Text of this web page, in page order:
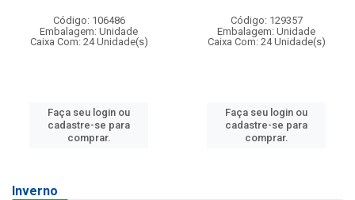
Código: 106486
Embalagem: Unidade
Caixa Com: 24 Unidade(s)
Faça seu login ou
cadastre-se para
comprar.
Código: 129357
Embalagem: Unidade
Caixa Com: 24 Unidade(s)
Faça seu login ou
cadastre-se para
comprar.
Inverno